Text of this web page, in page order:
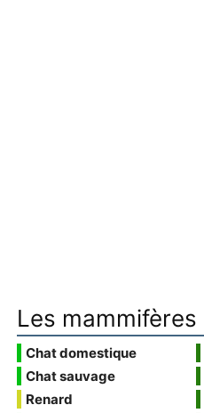
Les mammifères
Chat domestique
Chat sauvage
Renard